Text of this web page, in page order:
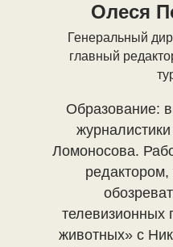
Олеся
Генеральный
главный
Образование:
Ломоносова.
телевизионных
животных» с